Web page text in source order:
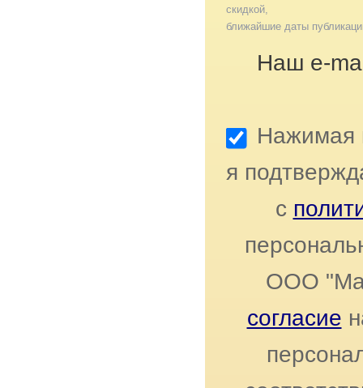
скидкой,
ближайшие даты
Наш e-
Нажимая
я
с
ООО
согласие